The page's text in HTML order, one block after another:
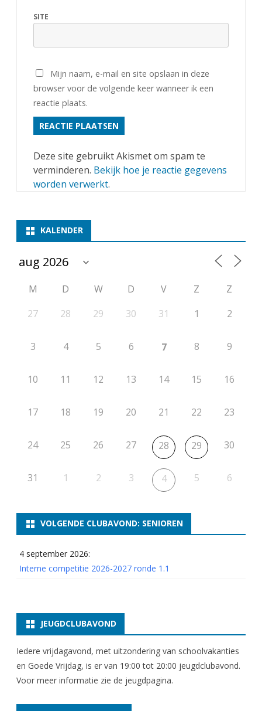
SITE
Mijn naam, e-mail en site opslaan in deze
browser voor de volgende keer wanneer ik een
reactie plaats.
Deze site gebruikt Akismet om spam te
verminderen. Bekijk hoe je reactie gegevens
worden verwerkt.
KALENDER
M D W D V Z
Z
27
28 29 30 31 1 2
3 4 5 6 7 8 9
10 11 12 13 14 15 16
17 18 19 20 21 22 23
24 25 26 27 28 29 30
31 1 2 3 4 5 6
VOLGENDE CLUBAVOND: SENIOREN
4 september 2026:
Interne competitie 2026-2027 ronde 1.1
JEUGDCLUBAVOND
Iedere vrijdagavond, met uitzondering van schoolvakanties
en Goede Vrijdag, is er van 19:00 tot 20:00 jeugdclubavond.
Voor meer informatie zie de jeugdpagina.